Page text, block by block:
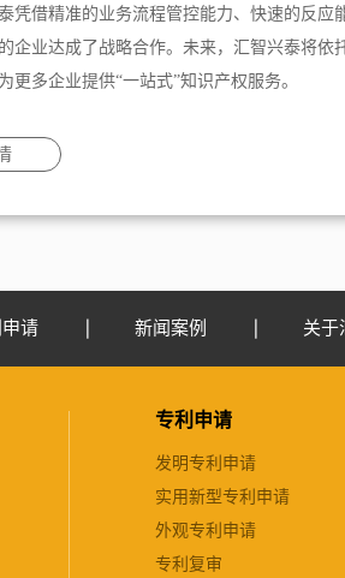
凭借精准的业务流程管控能力、快速的反应
企业达成了战略合作。未来，汇智兴泰将依
更多企业提供“一站式”知识产权服务。
请 新闻案例 关于
专利申请
发明专利申请
实用新型专利申请
外观专利申请
专利复审